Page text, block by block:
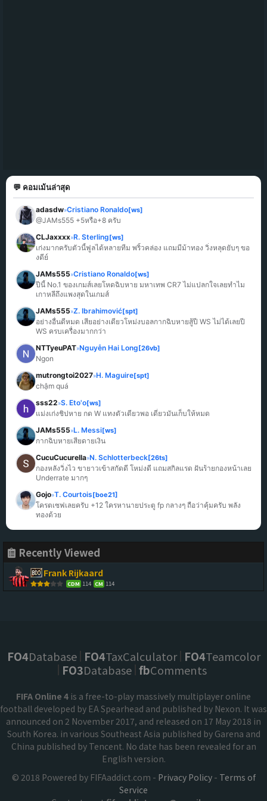
💬 คอมเม้นล่าสุด
adasdw»Cristiano Ronaldo[ws]
@JAMs555 +5หรือ+8 ครับ
CLJaxxxx»R. Sterling[ws]
เก่งมากครับตัวนี้ฟูลได้หลายทีม พริ้วคล่อง แถมมีม้าทอง วิ่งหลุดยับๆ ขอ
งดีย์
JAMs555»Cristiano Ronaldo[ws]
ปีนี้ No.1 ของเกมส์เลยโหดฉิบหาย มหาเทพ CR7 ไม่แปลกใจเลยทำไม
เกาหลีถึงแพงสุดในเกมส์
JAMs555»Z. Ibrahimović[spt]
อย่างอื่นดีหมด เสียอย่างเดียวโหม่งบอลกากฉิบหายสู้ปี WS ไม่ได้เลยปี
WS ครบเครื่องมากกว่า
NTTyeuPAT»Nguyễn Hai Long[26vb]
Ngon
mutrongtoi2027»H. Maguire[spt]
chậm quá
sss22»S. Eto'o[ws]
แม่งเก่งชิปหาย กด W แทงตัวเดียวพอ เดี๋ยวมันเก็บให้หมด
JAMs555»L. Messi[ws]
กากฉิบหายเสียดายเงิน
CucuCucurella»N. Schlotterbeck[26ts]
กองหลังวิ่งไว ขายาวเข้าสกัดดี โหม่งดี แถมสกิลแรด ฝันร้ายกองหน้าเลย
Underrate มากๆ
Gojo»T. Courtois[boe21]
โครตเซฟเลยครับ +12 ใครหานายประตู fp กลางๆ ถือว่าคุ้มครับ พลัง
ทองด้วย
Recently Viewed
Frank Rijkaard
CDM 114 CM 114
FO4Database FO4TaxCalculator FO4Teamcolor
FO3Database fbComments
FIFA Online 4 is a free-to-play massively multiplayer online
football developed by EA Spearhead and published by Nexon. It was
announced on 2 November 2017, and released on 17 May 2018 in
South Korea. in various Southeast Asia published by Garena and
China published by Tencent. No date has been revealed for an
English version.
© 2018 Powered by FIFAaddict.com - Privacy Policy- Terms of
Service